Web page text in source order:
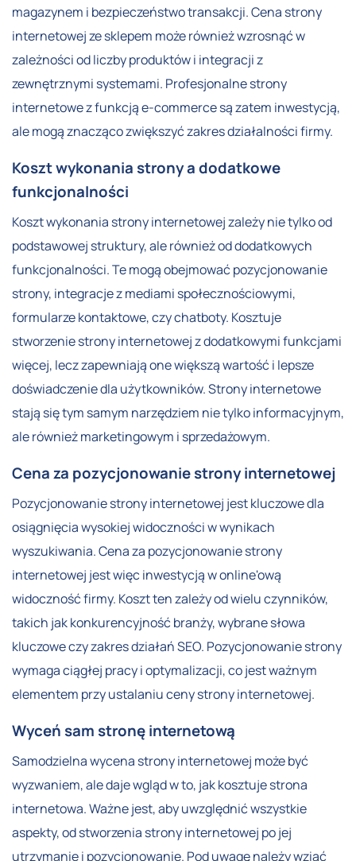
magazynem i bezpieczeństwo transakcji. Cena strony
internetowej ze sklepem może również wzrosnąć w
zależności od liczby produktów i integracji z
zewnętrznymi systemami. Profesjonalne strony
internetowe z funkcją e-commerce są zatem inwestycją,
ale mogą znacząco zwiększyć zakres działalności firmy.
Koszt wykonania strony a dodatkowe
funkcjonalności
Koszt wykonania strony internetowej zależy nie tylko od
podstawowej struktury, ale również od dodatkowych
funkcjonalności. Te mogą obejmować pozycjonowanie
strony, integracje z mediami społecznościowymi,
formularze kontaktowe, czy chatboty. Kosztuje
stworzenie strony internetowej z dodatkowymi funkcjami
więcej, lecz zapewniają one większą wartość i lepsze
doświadczenie dla użytkowników. Strony internetowe
stają się tym samym narzędziem nie tylko informacyjnym,
ale również marketingowym i sprzedażowym.
Cena za pozycjonowanie strony internetowej
Pozycjonowanie strony internetowej jest kluczowe dla
osiągnięcia wysokiej widoczności w wynikach
wyszukiwania. Cena za pozycjonowanie strony
internetowej jest więc inwestycją w online'ową
widoczność firmy. Koszt ten zależy od wielu czynników,
takich jak konkurencyjność branży, wybrane słowa
kluczowe czy zakres działań SEO. Pozycjonowanie strony
wymaga ciągłej pracy i optymalizacji, co jest ważnym
elementem przy ustalaniu ceny strony internetowej.
Wyceń sam stronę internetową
Samodzielna wycena strony internetowej może być
wyzwaniem, ale daje wgląd w to, jak kosztuje strona
internetowa. Ważne jest, aby uwzględnić wszystkie
aspekty, od stworzenia strony internetowej po jej
utrzymanie i pozycjonowanie. Pod uwagę należy wziąć